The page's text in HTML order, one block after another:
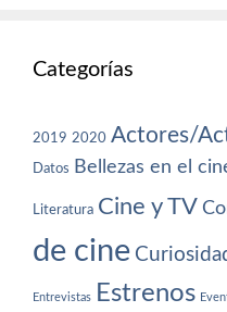
Categorías
2019 2020 Actores/
Datos Bellezas en el
Literatura Cine y TV
de cine
Entrevistas Estrenos